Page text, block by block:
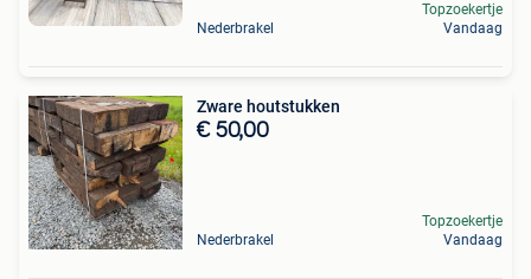
Nederbrakel
Topzoekertje
Vandaag
Zware houtstukken
€ 50,00
Nederbrakel
Topzoekertje
Vandaag